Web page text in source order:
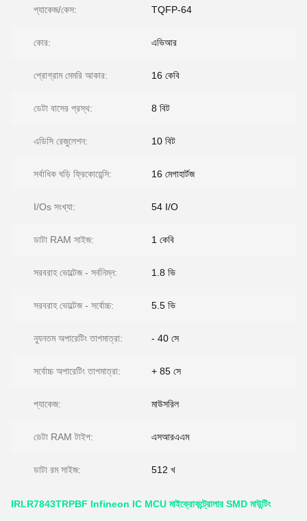
প্যাকেজ/কেস: TQFP-64
কোর: এভিআর
প্রোগ্রাম মেমরি আকার: 16 কেবি
ডেটা বাসের প্রস্থ: 8 বিট
এডিসি রেজুলেশন: 10 বিট
সর্বাধিক ঘড়ি ফ্রিকোয়েন্সি: 16 মেগাহার্টজ
I/Os সংখ্যা: 54 I/O
ডাটা RAM সাইজ: 1 কেবি
সরবরাহ ভোল্টেজ - সর্বনিম্ন: 1.8 ভি
সরবরাহ ভোল্টেজ - সর্বোচ্চ: 5.5 ভি
ন্যূনতম অপারেটিং তাপমাত্রা: - 40 সে
সর্বোচ্চ অপারেটিং তাপমাত্রা: + 85 সে
প্যাকেজ: মাউসরিল
ডেটা RAM টাইপ: এসআরএএম
ডাটা রম সাইজ: 512 খ
IRLR7843TRPBF Infineon IC MCU মাইক্রোকন্ট্রোলার SMD মাউন্টিং